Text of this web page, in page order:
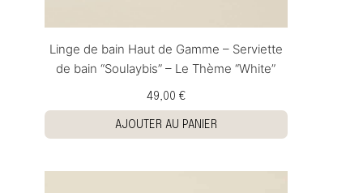
Linge de bain Haut de Gamme – Serviette
de bain “Soulaybis” – Le Thème “White”
49,00 €
AJOUTER AU PANIER